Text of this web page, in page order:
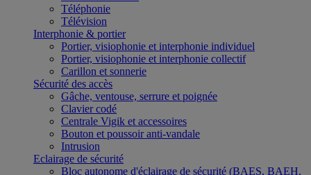
Téléphonie
Télévision
Interphonie & portier
Portier, visiophonie et interphonie individuel
Portier, visiophonie et interphonie collectif
Carillon et sonnerie
Sécurité des accès
Gâche, ventouse, serrure et poignée
Clavier codé
Centrale Vigik et accessoires
Bouton et poussoir anti-vandale
Intrusion
Eclairage de sécurité
Bloc autonome d'éclairage de sécurité (BAES, BAEH,